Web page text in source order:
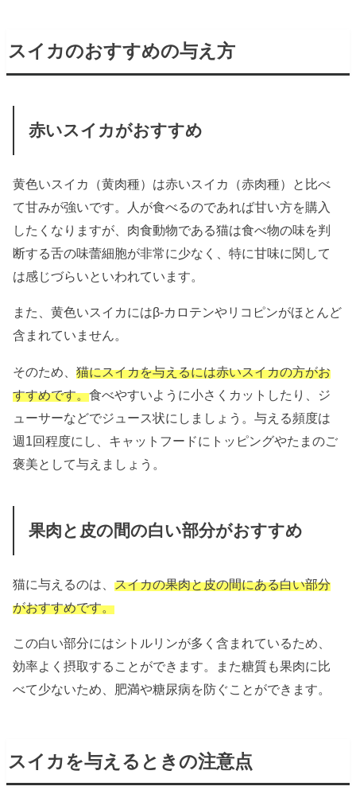
スイカのおすすめの与え方
赤いスイカがおすすめ
黄色いスイカ（黄肉種）は赤いスイカ（赤肉種）と比べ
て甘みが強いです。人が食べるのであれば甘い方を購入
したくなりますが、肉食動物である猫は食べ物の味を判
断する舌の味蕾細胞が非常に少なく、特に甘味に関して
は感じづらいといわれています。
また、黄色いスイカにはβ-カロテンやリコピンがほとんど
含まれていません。
そのため、猫にスイカを与えるには赤いスイカの方がお
すすめです。食べやすいように小さくカットしたり、ジ
ューサーなどでジュース状にしましょう。与える頻度は
週1回程度にし、キャットフードにトッピングやたまのご
褒美として与えましょう。
果肉と皮の間の白い部分がおすすめ
猫に与えるのは、スイカの果肉と皮の間にある白い部分
がおすすめです。
この白い部分にはシトルリンが多く含まれているため、
効率よく摂取することができます。また糖質も果肉に比
べて少ないため、肥満や糖尿病を防ぐことができます。
スイカを与えるときの注意点